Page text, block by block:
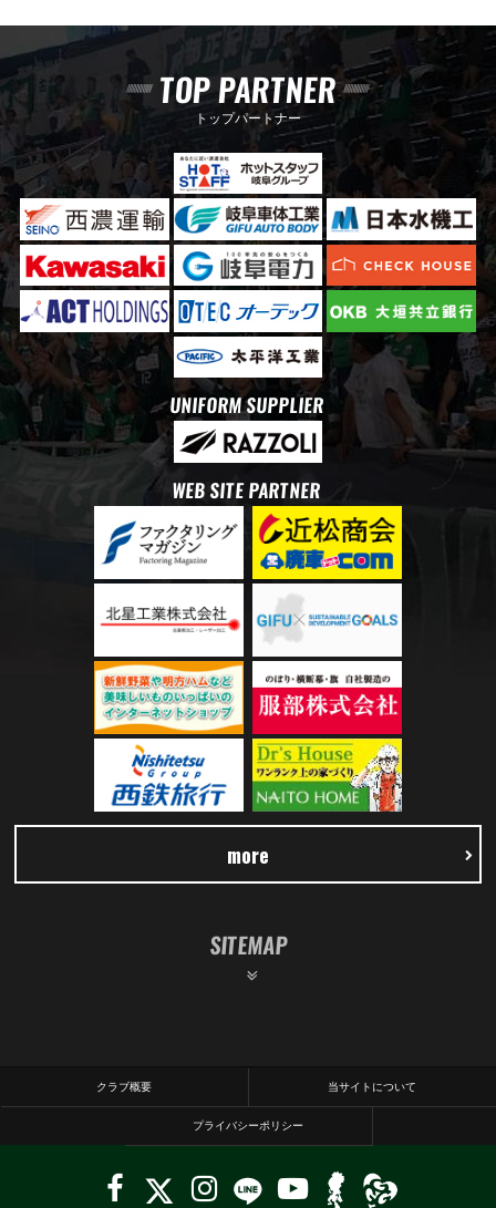
TOP PARTNER
トップパートナー
UNIFORM SUPPLIER
WEB SITE PARTNER
more
SITEMAP
クラブ概要 当サイトについて
プライバシーポリシー